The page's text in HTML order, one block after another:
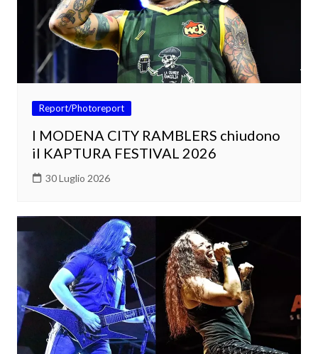
Report/Photoreport
I MODENA CITY RAMBLERS chiudono
il KAPTURA FESTIVAL 2026
30 Luglio 2026